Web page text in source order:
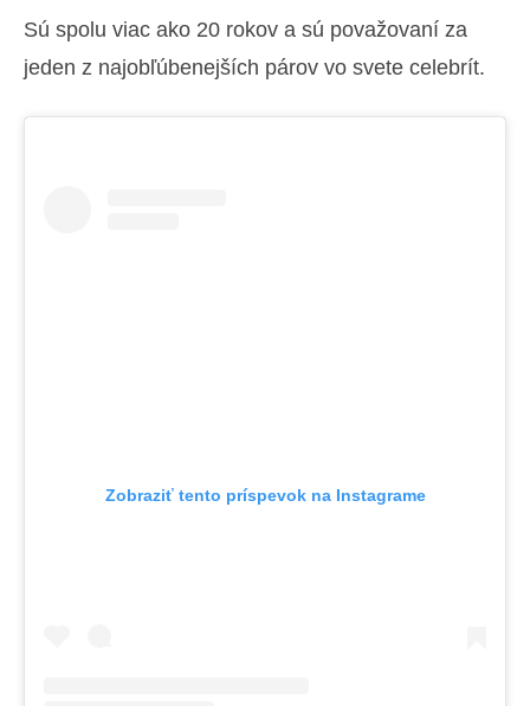
Sú spolu viac ako 20 rokov a sú považovaní za
jeden z najobľúbenejších párov vo svete celebrít.
Zobraziť tento príspevok na Instagrame